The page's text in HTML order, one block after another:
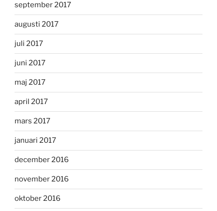
september 2017
augusti 2017
juli 2017
juni 2017
maj 2017
april 2017
mars 2017
januari 2017
december 2016
november 2016
oktober 2016